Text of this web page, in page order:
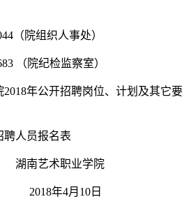
（院组织人事处）
（院纪检监察室）
2018年公开招聘岗位、计划及其它要
聘人员报名表
湖南艺术职业学院
2018年4月10日